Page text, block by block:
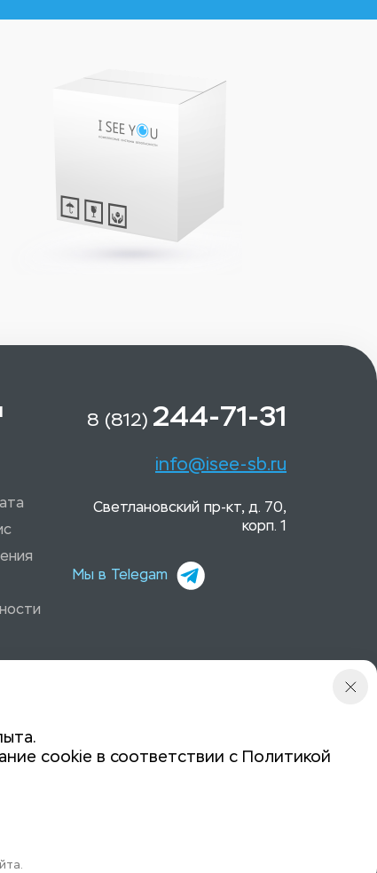
8 (812) 244-71-31
info@isee-sb.ru
Светлановский пр-кт, д. 70,
корп. 1
Мы в Telegam
cookie в соответствии с Политикой